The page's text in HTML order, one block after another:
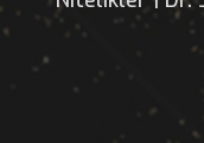
Revizyon
Nitelikler |